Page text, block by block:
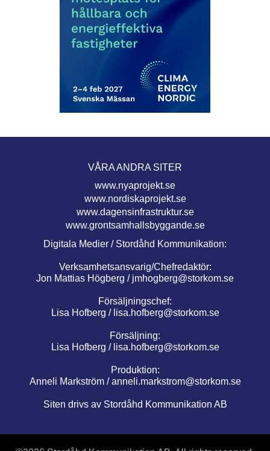
VÅRA ANDRA SITER
www.nyaprojekt.se
www.nordiskaprojekt.se
www.dagensinfrastruktur.se
www.grontsamhallsbyggande.se
Digitala Medier / Stordåhd Kommunikation:
Verksamhetsansvarig/Chefredaktör:
Jon Mattias Högberg / jmhogberg@storkom.se
Försäljningschef:
Lisa Hofberg / lisa.hofberg@storkom.se
Försäljning:
Lisa Hofberg / lisa.hofberg@storkom.se
Produktion:
Anneli Markström /anneli.markstrom@storkom.se
Siten drivs av Stordåhd Kommunikation AB